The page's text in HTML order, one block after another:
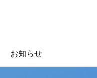
お知らせ